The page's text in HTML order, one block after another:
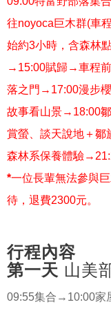
往noyoca巨木群(車
始約3小時，含森林
→15:00賦歸→車程
落之門→17:00漫步
故事看山景→18:00
賞螢、談天說地＋鄒
森林系保養體驗
*一位長輩無法參與
待，退費2300元。
行程內容
第一天 山美
09:55集合→10:00